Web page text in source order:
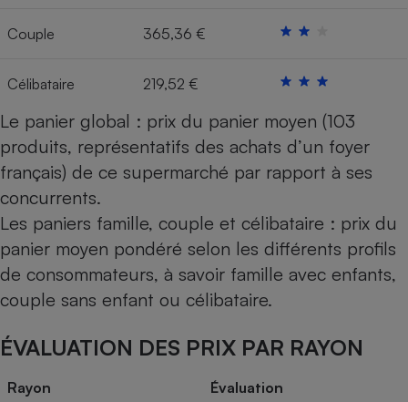
Couple 365,36 €
Célibataire 219,52 €
Le panier global : prix du panier moyen (103
produits, représentatifs des achats d’un foyer
français) de ce supermarché par rapport à ses
concurrents.
Les paniers famille, couple et célibataire : prix du
panier moyen pondéré selon les différents profils
de consommateurs, à savoir famille avec enfants,
couple sans enfant ou célibataire.
ÉVALUATION DES PRIX PAR RAYON
Rayon Évaluation